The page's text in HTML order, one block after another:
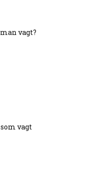
vagt?
vagt